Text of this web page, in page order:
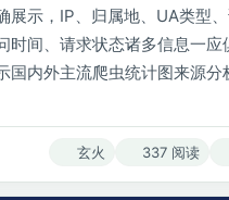
展示，IP、归属地、UA类型
时间、请求状态诸多信息一应
国内外主流爬虫统计图来源分
玄火 337 阅读